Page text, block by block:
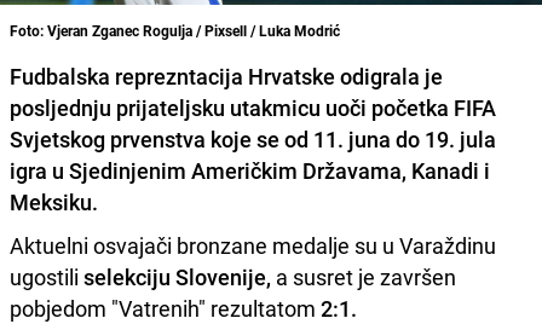
Foto: Vjeran Zganec Rogulja / Pixsell / Luka Modrić
Fudbalska reprezntacija Hrvatske odigrala je
posljednju prijateljsku utakmicu uoči početka FIFA
Svjetskog prvenstva koje se od 11. juna do 19. jula
igra u Sjedinjenim Američkim Državama, Kanadi i
Meksiku.
Aktuelni osvajači bronzane medalje su u Varaždinu
ugostili selekciju Slovenije, a susret je završen
pobjedom "Vatrenih" rezultatom 2:1.